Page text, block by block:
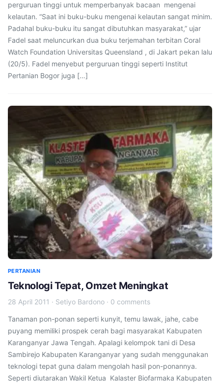
perguruan tinggi untuk memperbanyak bacaan mengenai
kelautan. “Saat ini buku-buku mengenai kelautan sangat minim.
Padahal buku-buku itu sangat dibutuhkan masyarakat,” ujar
Fadel saat meluncurkan dua buku terjemahan terbitan Coral
Watch Foundation Universitas Queensland , di Jakart pekan lalu
(20/5). Fadel menyebut perguruan tinggi seperti Institut
Pertanian Bogor juga […]
PERTANIAN
Teknologi Tepat, Omzet Meningkat
28 April 2011 · Setiyo Bardono · 0 comments
Tanaman pon-ponan seperti kunyit, temu lawak, jahe, cabe
puyang memiliki prospek cerah bagi masyarakat Kabupaten
Karanganyar Jawa Tengah. Apalagi kelompok tani di Desa
Sambirejo Kabupaten Karanganyar yang sudah menggunakan
teknologi tepat guna dalam mengolah hasil pon-ponannya.
Seperti diutarakan Wakil Ketua Kalaster Biofarmaka Kabupaten